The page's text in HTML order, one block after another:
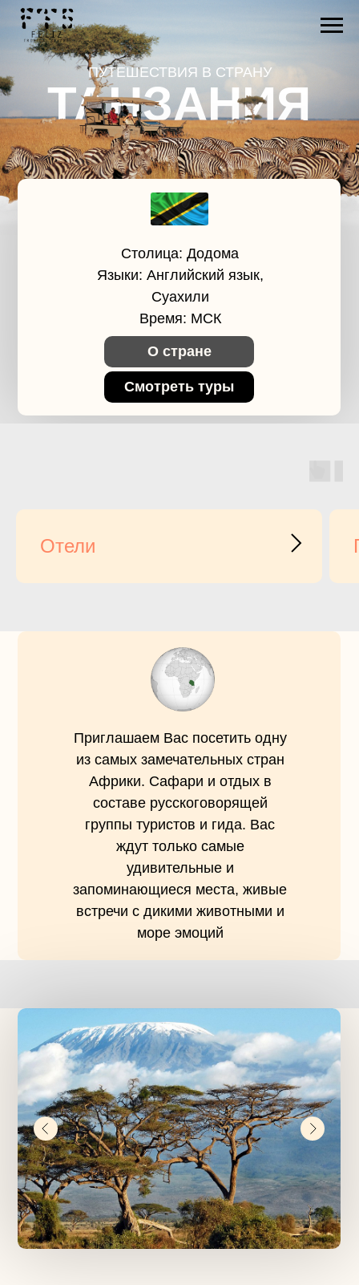
ТАНЗАНИЯ
ПУТЕШЕСТВИЯ В СТРАНУ
Столица: Додома
Языки: Английский язык,
Суахили
Время: МСК
Смотреть туры
О стране
Отели
Приглашаем Вас посетить одну
из самых замечательных стран
Африки. Сафари и отдых в
составе русскоговорящей
группы туристов и гида. Вас
ждут только самые
удивительные и
запоминающиеся места, живые
встречи с дикими животными и
море эмоций